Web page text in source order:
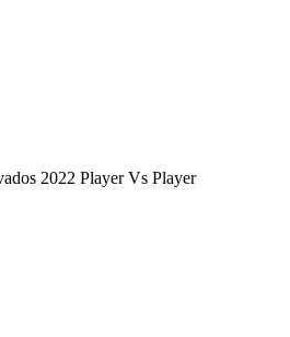
2022 Player Vs Player